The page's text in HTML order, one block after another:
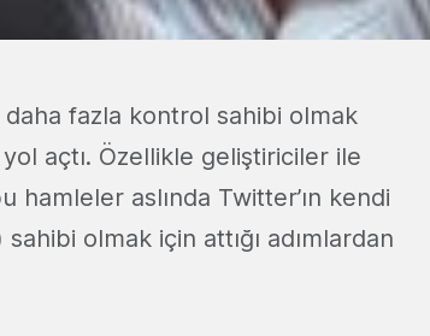
fazla kontrol sahibi olmak
açtı. Özellikle geliştiriciler ile
hamleler aslında Twitter’ın kendi
olmak için attığı adımlardan